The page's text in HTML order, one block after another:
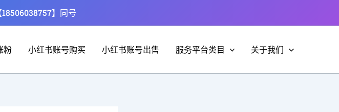
】同号
粉 小红书账号购买 小红书账号出售 服务平台类目 关于我们